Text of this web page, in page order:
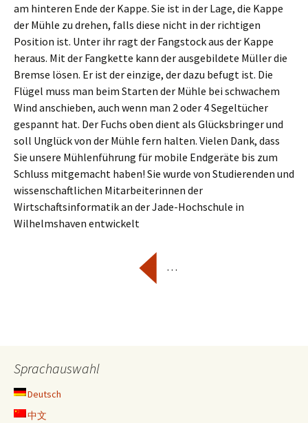
am hinteren Ende der Kappe. Sie ist in der Lage, die Kappe
der Mühle zu drehen, falls diese nicht in der richtigen
Position ist. Unter ihr ragt der Fangstock aus der Kappe
heraus. Mit der Fangkette kann der ausgebildete Müller die
Bremse lösen. Er ist der einzige, der dazu befugt ist. Die
Flügel muss man beim Starten der Mühle bei schwachem
Wind anschieben, auch wenn man 2 oder 4 Segeltücher
gespannt hat. Der Fuchs oben dient als Glücksbringer und
soll Unglück von der Mühle fern halten. Vielen Dank, dass
Sie unsere Mühlenführung für mobile Endgeräte bis zum
Schluss mitgemacht haben! Sie wurde von Studierenden und
wissenschaftlichen Mitarbeiterinnen der
Wirtschaftsinformatik an der Jade-Hochschule in
Wilhelmshaven entwickelt
…
Sprachauswahl
Deutsch
中文